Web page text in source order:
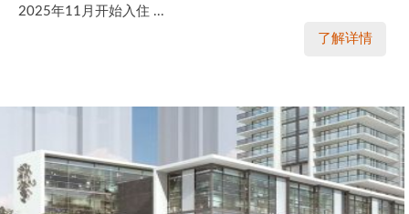
2025年11月开始入住 ...
了解详情